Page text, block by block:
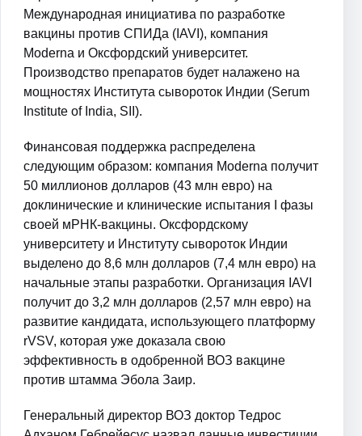
Международная инициатива по разработке
вакцины против СПИДа (IAVI), компания
Moderna и Оксфордский университет.
Производство препаратов будет налажено на
мощностях Института сывороток Индии (Serum
Institute of India, SII).
Финансовая поддержка распределена
следующим образом: компания Moderna получит
50 миллионов долларов (43 млн евро) на
доклинические и клинические испытания I фазы
своей мРНК-вакцины. Оксфордскому
университету и Институту сывороток Индии
выделено до 8,6 млн долларов (7,4 млн евро) на
начальные этапы разработки. Организация IAVI
получит до 3,2 млн долларов (2,57 млн евро) на
развитие кандидата, использующего платформу
rVSV, которая уже доказала свою
эффективность в одобренной ВОЗ вакцине
против штамма Эбола Заир.
Генеральный директор ВОЗ доктор Тедрос